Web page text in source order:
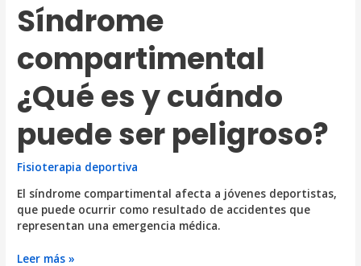
Síndrome
compartimental
¿Qué es y cuándo
puede ser peligroso?
Fisioterapia deportiva
El síndrome compartimental afecta a jóvenes deportistas,
que puede ocurrir como resultado de accidentes que
representan una emergencia médica.
Síndrome
Leer más »